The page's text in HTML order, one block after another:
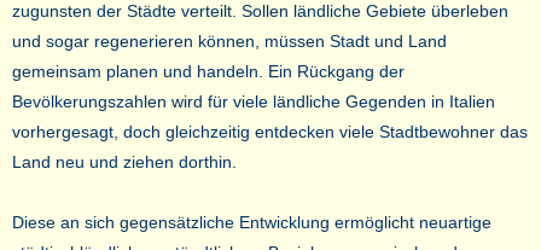
zugunsten der Städte verteilt. Sollen ländliche Gebiete überleben
und sogar regenerieren können, müssen Stadt und Land
gemeinsam planen und handeln. Ein Rückgang der
Bevölkerungszahlen wird für viele ländliche Gegenden in Italien
vorhergesagt, doch gleichzeitig entdecken viele Stadtbewohner das
Land neu und ziehen dorthin.
Diese an sich gegensätzliche Entwicklung ermöglicht neuartige